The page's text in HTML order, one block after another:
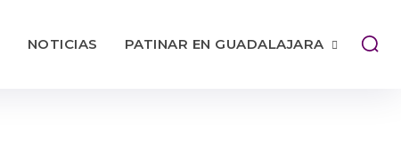
NOTICIAS PATINAR EN GUADALAJARA